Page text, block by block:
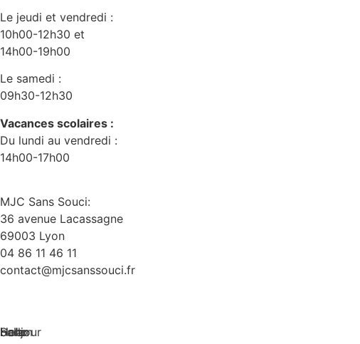
Le jeudi et vendredi :
10h00-12h30 et
14h00-19h00
Le samedi :
09h30-12h30
Vacances scolaires :
Du lundi au vendredi :
14h00-17h00
MJC Sans Souci:
36 avenue Lacassagne
69003 Lyon
04 86 11 46 11
contact@mjcsanssouci.fr
Hola
bonjour
Hello
Salam